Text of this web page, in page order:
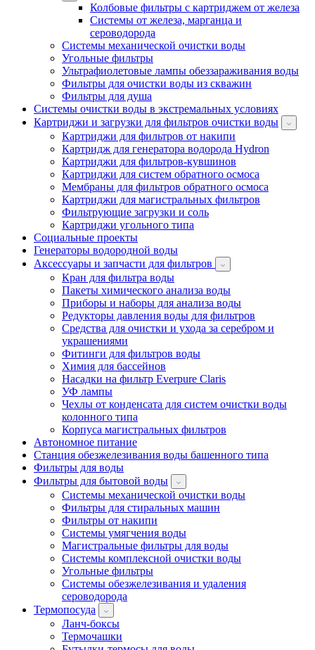
Колбовые фильтры с картриджем от железа
Системы от железа, марганца и
сероводорода
Системы механической очистки воды
Угольные фильтры
Ультрафиолетовые лампы обеззараживания воды
Фильтры для очистки воды из скважин
Фильтры для душа
Системы очистки воды в экстремальных условиях
Картриджи и загрузки для фильтров очистки воды
Картриджи для фильтров от накипи
Картридж для генератора водорода Hydron
Картриджи для фильтров-кувшинов
Картриджи для систем обратного осмоса
Мембраны для фильтров обратного осмоса
Картриджи для магистральных фильтров
Фильтрующие загрузки и соль
Картриджи угольного типа
Социальные проекты
Генераторы водородной воды
Аксессуары и запчасти для фильтров
Кран для фильтра воды
Пакеты химического анализа воды
Приборы и наборы для анализа воды
Редукторы давления воды для фильтров
Средства для очистки и ухода за серебром и
украшениями
Фитинги для фильтров воды
Химия для бассейнов
Насадки на фильтр Everpure Claris
УФ лампы
Чехлы от конденсата для систем очистки воды
колонного типа
Корпуса магистральных фильтров
Автономное питание
Станция обезжелезивания воды башенного типа
Фильтры для воды
Фильтры для бытовой воды
Системы механической очистки воды
Фильтры для стиральных машин
Фильтры от накипи
Системы умягчения воды
Магистральные фильтры для воды
Системы комплексной очистки воды
Угольные фильтры
Системы обезжелезивания и удаления
сероводорода
Термопосуда
Ланч-боксы
Термочашки